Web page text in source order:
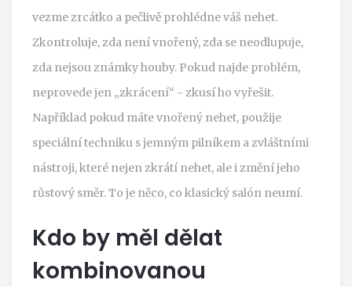
vezme zrcátko a pečlivě prohlédne váš nehet.
Zkontroluje, zda není vnořený, zda se neodlupuje,
zda nejsou známky houby. Pokud najde problém,
neprovede jen „zkrácení“ - zkusí ho vyřešit.
Například pokud máte vnořený nehet, použije
speciální techniku s jemným pilníkem a zvláštními
nástroji, které nejen zkrátí nehet, ale i změní jeho
růstový směr. To je něco, co klasický salón neumí.
Kdo by měl dělat
kombinovanou